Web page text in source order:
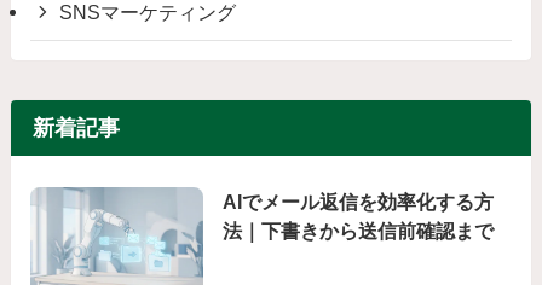
SNSマーケティング
新着記事
AIでメール返信を効率化する方
法｜下書きから送信前確認まで